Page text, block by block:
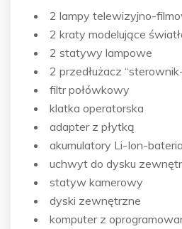
2 lampy telewizyjno-
2 kraty modelujące
2 statywy lampowe
2 przedłużacz
filtr połówkowy
klatka operatorska
adapter z płytką
akumulatory Li-Ion-bateria
uchwyt do dysku
statyw kamerowy
dyski zewnętrzne
komputer z